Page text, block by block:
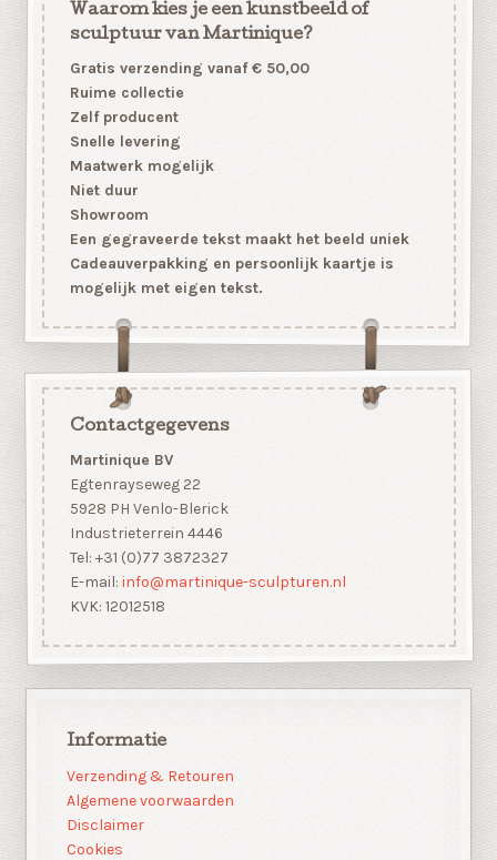
Waarom kies je een kunstbeeld of
sculptuur van Martinique?
Gratis verzending vanaf € 50,00
Ruime collectie
Zelf producent
Snelle levering
Maatwerk mogelijk
Niet duur
Showroom
Een gegraveerde tekst maakt het beeld uniek
Cadeauverpakking en persoonlijk kaartje is
mogelijk met eigen tekst.
Contactgegevens
Martinique BV
Egtenrayseweg 22
5928 PH Venlo-Blerick
Industrieterrein 4446
Tel: +31 (0)77 3872327
E-mail: info@martinique-sculpturen.nl
KVK: 12012518
Informatie
Verzending & Retouren
Algemene voorwaarden
Disclaimer
Cookies